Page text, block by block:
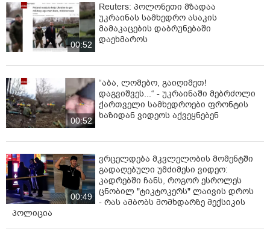
00:52
Reuters: პოლონეთი მზადაა
უკრაინას სამხედრო ასაკის
მამაკაცების დაბრუნებაში
დაეხმაროს
00:52
“აბა, ლომებო, გაიღიმეთ!
დაგვიშვეს...“ - უკრაინაში მებრძოლი
ქართველი სამხედროები ფრონტის
ხაზიდან ვიდეოს აქვეყნებენ
00:49
ვრცელდება მკვლელობის მომენტში
გადაღებული უმძიმესი ვიდეო:
კადრებში ჩანს, როგორ ესროლეს
ცნობილ "ტიკტოკერს" ლაივის დროს
- რას ამბობს მომხდარზე მექსიკის
პოლიცია